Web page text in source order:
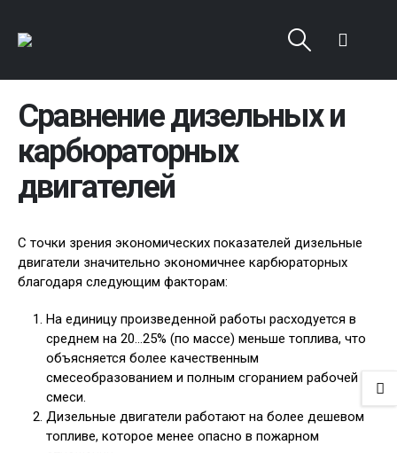
Сравнение дизельных и
карбюраторных
двигателей
С точки зрения экономических показателей дизельные
двигатели значительно экономичнее карбюраторных
благодаря следующим факторам:
На единицу произведенной работы расходуется в
среднем на 20…25% (по массе) меньше топлива, что
объясняется более качественным
смесеобразованием и полным сгоранием рабочей
смеси.
Дизельные двигатели работают на более дешевом
топливе, которое менее опасно в пожарном